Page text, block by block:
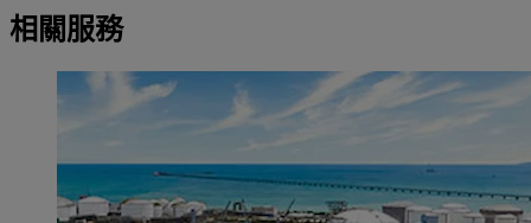
相關服務